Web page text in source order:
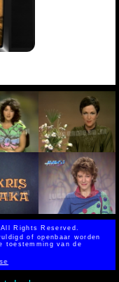
Rights Reserved.
of openbaar worden
toestemming van de